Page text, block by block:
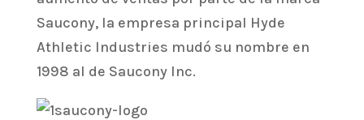
Saucony, la empresa principal Hyde
Athletic Industries mudó su nombre en
1998 al de Saucony Inc.